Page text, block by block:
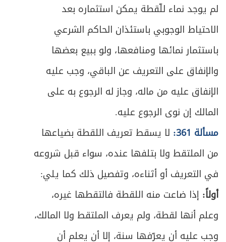
لم يوجد نماء للّقطة يمكن استثماره بعد
الاحتياط الوجوبي باستئذان الحاكم الشرعي
باستثمار نمائها ومنافعها، ولو ببيع بعضها
والإنفاق على التعريف عن الباقي، وجب عليه
الإنفاق عليه من ماله، وجاز له الرجوع به على
المالك إن نوى الرجوع عليه.
مسألة 361:
لا يسقط تعريف اللقطة بضياعها
من الملتقط ولا بتلفها عنده، سواء قبل شروعه
في التعريف أو أثناءه، وتفصيل ذلك كما يلي:
أولاً: إذا ضاعت منه اللقطة فالتقطها غيره،
وعلم أنها لقطة، ولم يعرف الملتقط ولا المالك،
وجب عليه أن يعرّفها سنة، إلا أن يعلم أن